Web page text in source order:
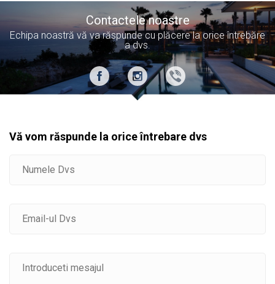
Contactele noastre
Echipa noastră vă va răspunde cu plăcere la orice întrebăre
a dvs.
Vă vom răspunde la orice întrebare dvs